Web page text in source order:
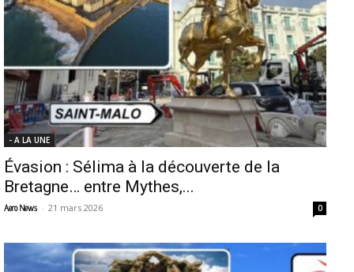
- A LA UNE
Évasion : Sélima à la découverte de la
Bretagne… entre Mythes,...
Aero News - 21 mars 2026 0